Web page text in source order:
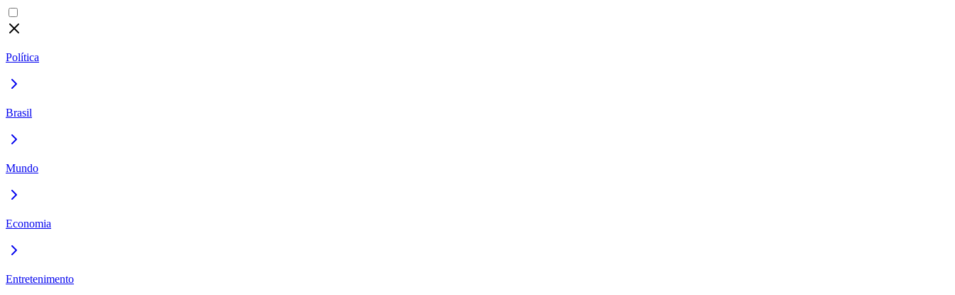
Política
Brasil
Mundo
Economia
Entretenimento